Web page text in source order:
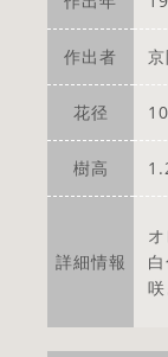
作出者
花径
樹高
詳細情報